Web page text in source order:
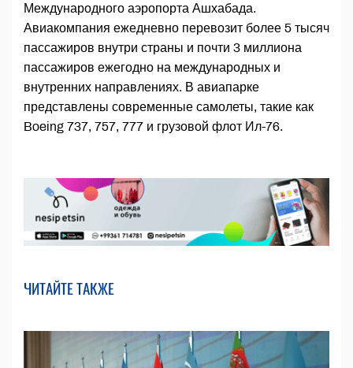
Международного аэропорта Ашхабада.
Авиакомпания ежедневно перевозит более 5 тысяч
пассажиров внутри страны и почти 3 миллиона
пассажиров ежегодно на международных и
внутренних направлениях. В авиапарке
представлены современные самолеты, такие как
Boeing 737, 757, 777 и грузовой флот Ил-76.
ЧИТАЙТЕ ТАКЖЕ